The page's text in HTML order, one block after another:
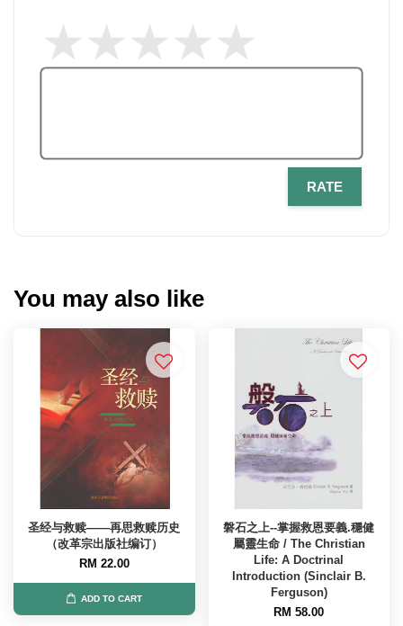
RATE
You may also like
圣经与救赎——再思救赎历史
（改革宗出版社编订）
RM 22.00
ADD TO CART
磐石之上--掌握救恩要義.穩健
屬靈生命 / The Christian
Life: A Doctrinal
Introduction (Sinclair B.
Ferguson)
RM 58.00